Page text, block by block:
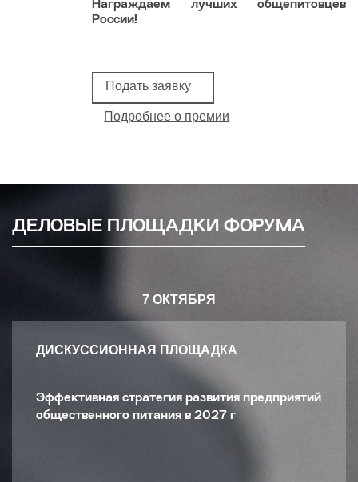
Награждаем лучших общепитовцев
России!
Подать заявку
Подробнее о премии
ДЕЛОВЫЕ ПЛОЩАДКИ ФОРУМА
7 ОКТЯБРЯ
ДИСКУССИОННАЯ ПЛОЩАДКА
Эффективная стратегия развития предприятий
общественного питания в 2027 г